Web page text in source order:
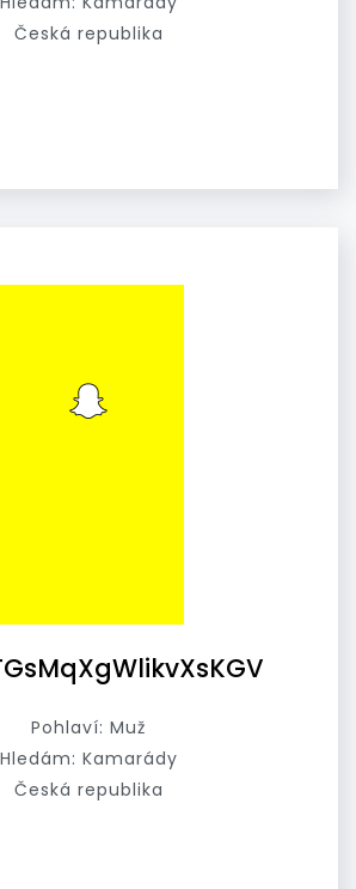
Česká republika
Pohlaví: Muž
Hledám: Kamarády
Česká republika